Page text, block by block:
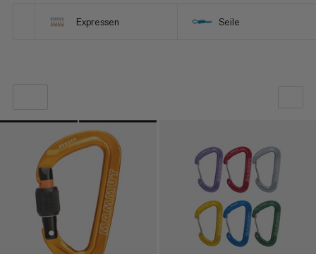
Expressen Seile
NIEDRIGSTER PREIS
HÖCHSTER PREIS
NEUHEITEN
BEWERTUNG